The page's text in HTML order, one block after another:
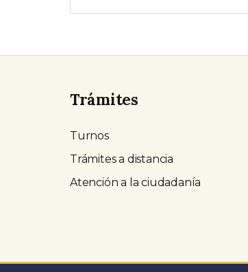
Trámites
Turnos
Trámites a distancia
Atención a la ciudadanía